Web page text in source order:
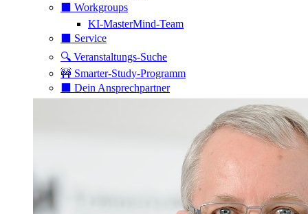
⬛️ Workgroups
KI-MasterMind-Team
⬛️ Service
🔍 Veranstaltungs-Suche
🚧 Smarter-Study-Programm
⬛️ Dein Ansprechpartner